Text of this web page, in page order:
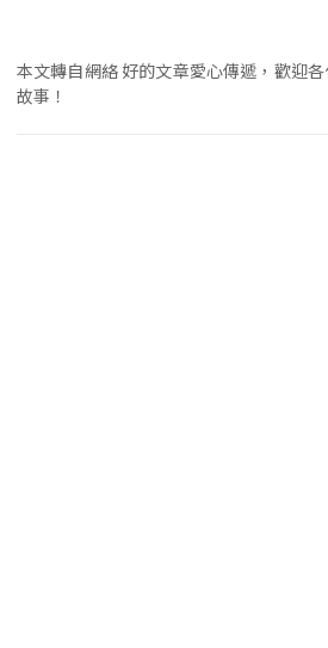
本文轉自網絡 好的文章愛心傳遞，歡迎
故事！